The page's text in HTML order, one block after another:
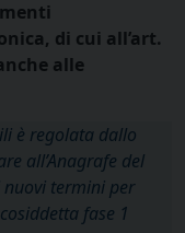
di cui all’art.
alle
è regolata dallo
all’Anagrafe del
nuovi termini per
fase 1